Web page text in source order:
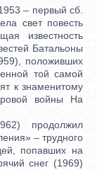
– первый сб.
свет повесть
известность
Батальоны
положивших
той самой
к знаменитому
войны На
продолжил
– трудного
попавших на
снег (1969)